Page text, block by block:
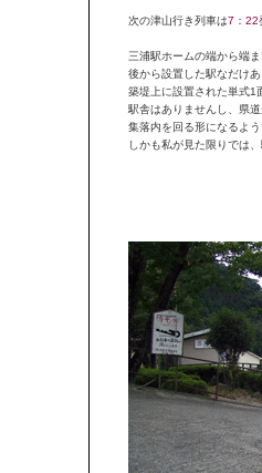
次の津山行き列車は7：22
三浦駅ホームの端から端
後から設置した駅なだけ
築堤上に設置された単式1
駅舎はありませんし、県
集落内を回る形になるよう
しかも私が見た限りでは